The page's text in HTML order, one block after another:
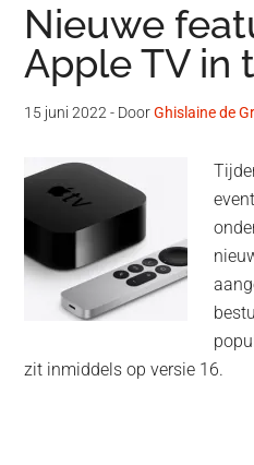
Nieuwe
Apple TV in
15 juni 2022 - DoorGhislaine de
zit inmiddels op versie 16.